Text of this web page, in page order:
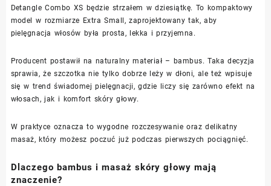
Detangle Combo XS będzie strzałem w dziesiątkę. To kompaktowy
model w rozmiarze Extra Small, zaprojektowany tak, aby
pielęgnacja włosów była prosta, lekka i przyjemna.
Producent postawił na naturalny materiał – bambus. Taka decyzja
sprawia, że szczotka nie tylko dobrze leży w dłoni, ale też wpisuje
się w trend świadomej pielęgnacji, gdzie liczy się zarówno efekt na
włosach, jak i komfort skóry głowy.
W praktyce oznacza to wygodne rozczesywanie oraz delikatny
masaż, który możesz poczuć już podczas pierwszych pociągnięć.
Dlaczego bambus i masaż skóry głowy mają
znaczenie?